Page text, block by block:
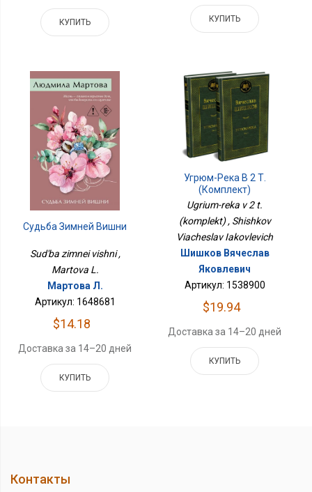
КУПИТЬ КУПИТЬ
Судьба Зимней Вишни
Sud'ba zimnei vishni ,
Martova L.
Мартова Л.
Артикул: 1648681
$14.18
Доставка за 14–20 дней
КУПИТЬ
Угрюм-Река В 2 Т.
(комплект)
Ugrium-reka v 2 t.
(komplekt) , Shishkov
Viacheslav Iakovlevich
Шишков Вячеслав
Яковлевич
Артикул: 1538900
$19.94
Доставка за 14–20 дней
КУПИТЬ
Контакты